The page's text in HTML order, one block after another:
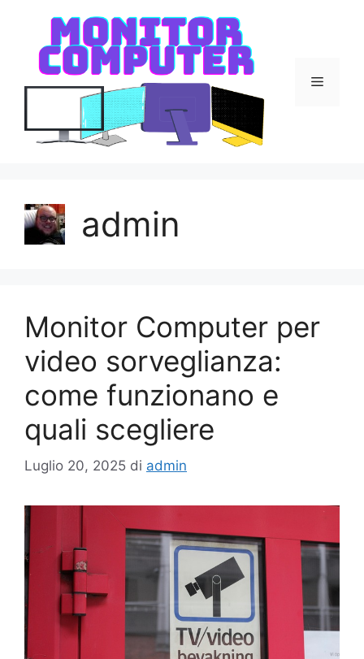
contenuto
Menu
admin
Monitor Computer per
video sorveglianza:
come funzionano e
quali scegliere
Luglio 20, 2025 di admin